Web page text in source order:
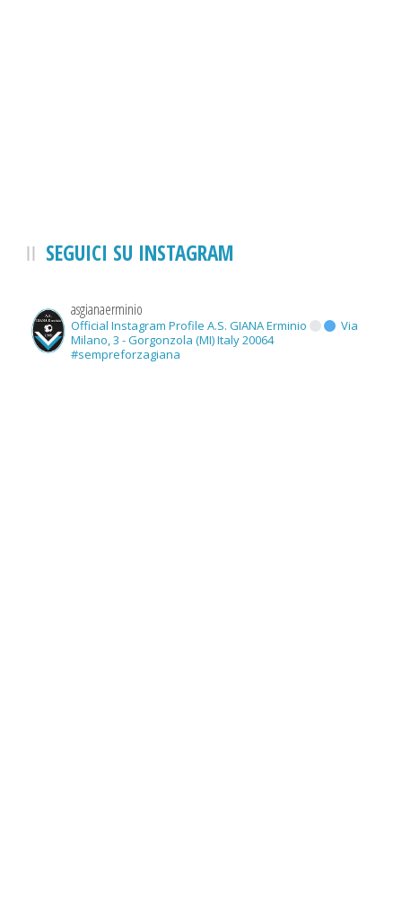
SEGUICI SU INSTAGRAM
asgianaerminio
Official Instagram Profile A.S. GIANA Erminio
Via
Milano, 3 - Gorgonzola (MI) Italy 20064
#sempreforzagiana